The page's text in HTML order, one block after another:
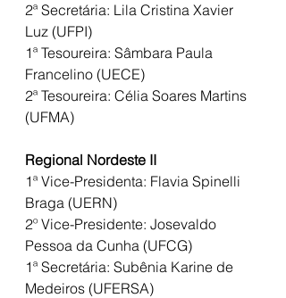
2ª Secretária: Lila Cristina Xavier
Luz (UFPI)
1ª Tesoureira: Sâmbara Paula
Francelino (UECE)
2ª Tesoureira: Célia Soares Martins
(UFMA)
Regional Nordeste II
1ª Vice-Presidenta: Flavia Spinelli
Braga (UERN)
2º Vice-Presidente: Josevaldo
Pessoa da Cunha (UFCG)
1ª Secretária: Subênia Karine de
Medeiros (UFERSA)